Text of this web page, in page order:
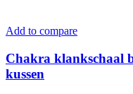
Add to compare
Chakra klankschaal
kussen